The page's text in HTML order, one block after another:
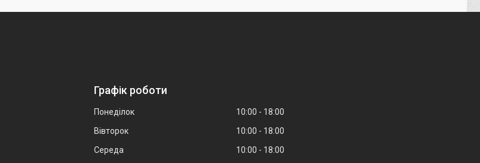
Графік роботи
Понеділок 10:00
18:00
Вівторок
10:00
18:00
Середа
10:00
18:00